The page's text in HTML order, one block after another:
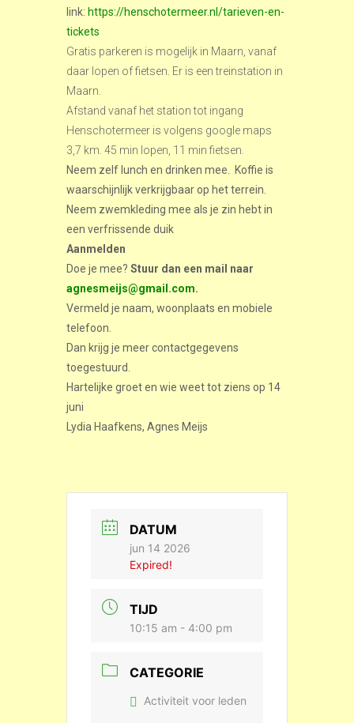
link: https://henschotermeer.nl/tarieven-en-
tickets
Gratis parkeren is mogelijk in Maarn, vanaf
daar lopen of fietsen. Er is een treinstation in
Maarn.
Afstand vanaf het station tot ingang
Henschotermeer is volgens google maps
3,7 km. 45 min lopen, 11 min fietsen.
Neem zelf lunch en drinken mee. Koffie is
waarschijnlijk verkrijgbaar op het terrein.
Neem zwemkleding mee als je zin hebt in
een verfrissende duik
Aanmelden
Doe je mee? Stuur dan een mail naar
agnesmeijs@gmail.com.
Vermeld je naam, woonplaats en mobiele
telefoon.
Dan krijg je meer contactgegevens
toegestuurd.
Hartelijke groet en wie weet tot ziens op 14
juni
Lydia Haafkens, Agnes Meijs
DATUM
jun 14 2026
Expired!
TIJD
10:15 am - 4:00 pm
CATEGORIE
Activiteit voor leden